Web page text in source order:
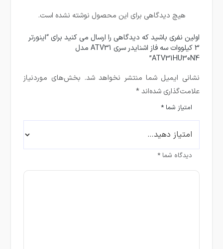
هیچ دیدگاهی برای این محصول نوشته نشده است.
اولین نفری باشید که دیدگاهی را ارسال می کنید برای “اینورتر
3 کیلووات سه فاز اشنایدر سری ATV31 مدل
ATV31HU30N4”
نشانی ایمیل شما منتشر نخواهد شد. بخش‌های موردنیاز
علامت‌گذاری شده‌اند*
امتیاز شما*
دیدگاه شما*